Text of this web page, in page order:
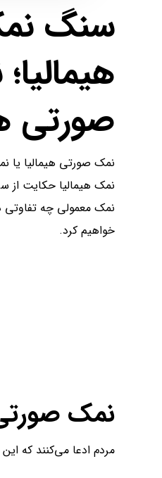
سنگ
صورتی
نمک صورتی هیمالیا یا
نمک هیمالیا حکایت از
نمک معمولی چه تفاوتی
خواهیم کرد.
نمک
مردم ادعا می‌کنند که